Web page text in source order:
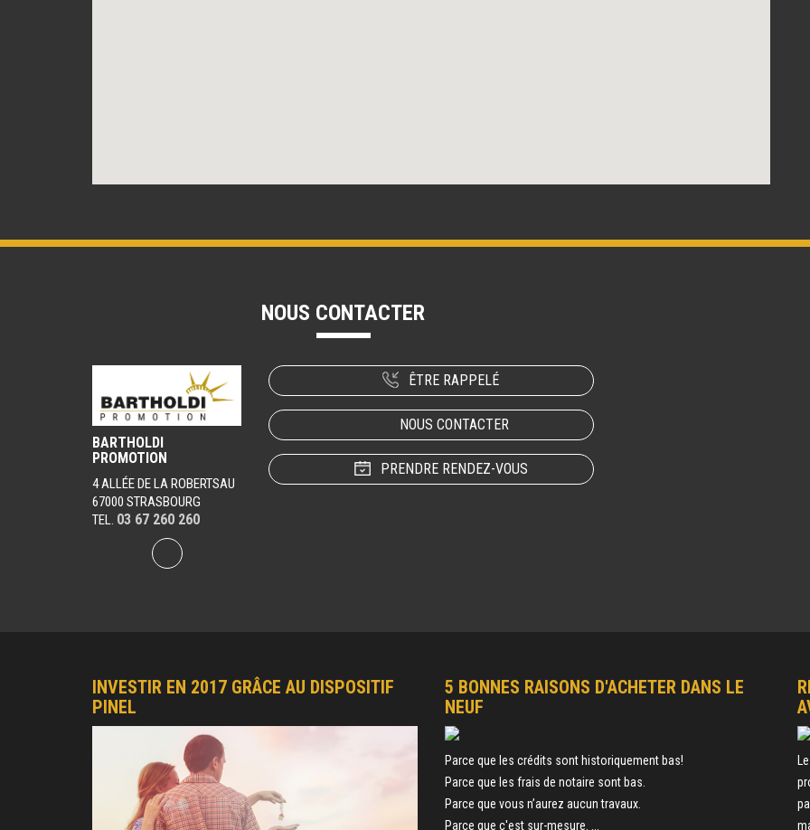
NOUS CONTACTER
BARTHOLDI
PROMOTION
4 ALLÉE DE LA ROBERTSAU
67000 STRASBOURG
TEL. 03 67 260 260
ÊTRE RAPPELÉ
NOUS CONTACTER
PRENDRE RENDEZ-VOUS
INVESTIR EN 2017 GRÂCE AU DISPOSITIF
PINEL
5 BONNES RAISONS D'ACHETER DANS LE
NEUF
Parce que les crédits sont historiquement bas!
Parce que les frais de notaire sont bas.
Parce que vous n’aurez aucun travaux.
Parce que c'est sur-mesure. ...